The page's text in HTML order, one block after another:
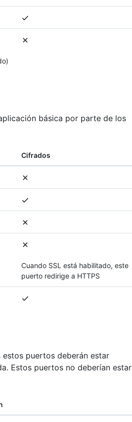
básica por parte de los
Cifrados
Cuando SSL está habilitado, este
puerto redirige a HTTPS
puertos deberán estar
Estos puertos no deberían estar